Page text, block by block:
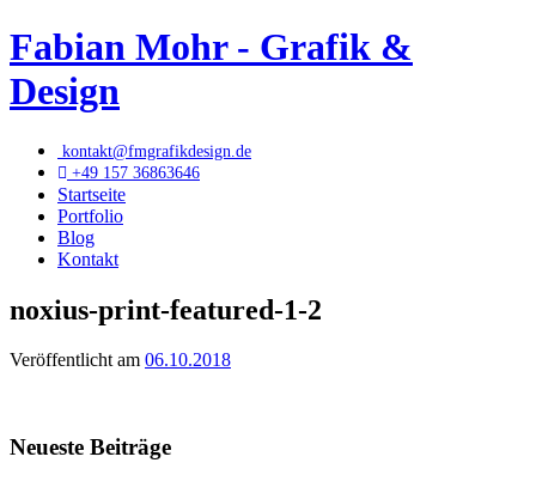
Fabian Mohr - Grafik &
Design
kontakt@fmgrafikdesign.de
+49 157 36863646
Startseite
Portfolio
Blog
Kontakt
noxius-print-featured-1-2
Veröffentlicht am 06.10.2018
Neueste Beiträge